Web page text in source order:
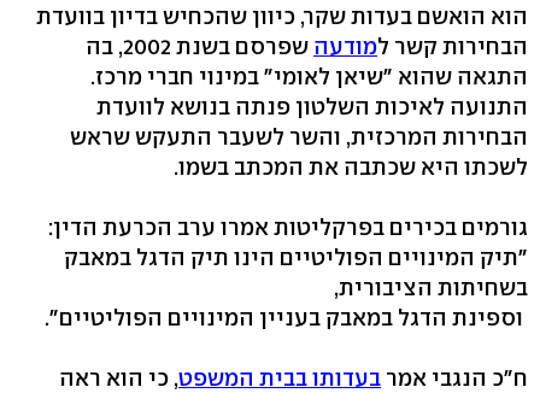
הוא הואשם בעדות שקר, כיוון שהכחיש בדיון בוועדת
הבחירות קשר למודעה
שפרסם בשנת 2002, בה
התגאה שהוא "שיאן לאומי" במינוי חברי מרכז.
התנועה לאיכות השלטון פנתה בנושא לוועדת
הבחירות המרכזית, והשר לשעבר התעקש שראש
לשכתו היא שכתבה את המכתב בשמו.
גורמים בכירים בפרקליטות אמרו ערב הכרעת הדין:
"תיק המינויים הפוליטיים הינו תיק הדגל במאבק
בשחיתות הציבורית,
וספינת הדגל במאבק בעניין המינויים הפוליטיים".
ח"כ הנגבי אמר בעדותו בבית המשפט, כי הוא ראה